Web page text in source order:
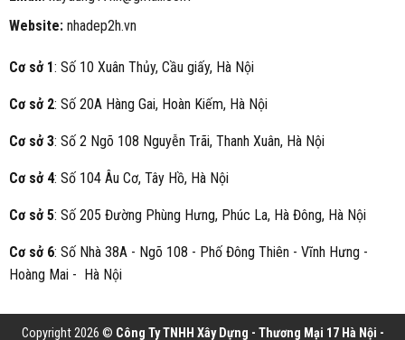
Website:nhadep2h.vn
Cơ sở 1: Số 10 Xuân Thủy, Cầu giấy, Hà Nội
Cơ sở 2: Số 20A Hàng Gai, Hoàn Kiếm, Hà Nội
Cơ sở 3: Số 2 Ngõ 108 Nguyễn Trãi, Thanh Xuân, Hà Nội
Cơ sở 4: Số 104 Âu Cơ, Tây Hồ, Hà Nội
Cơ sở 5: Số 205 Đường Phùng Hưng, Phúc La, Hà Đông, Hà Nội
Cơ sở 6: Số Nhà 38A - Ngõ 108 - Phố Đông Thiên - Vĩnh Hưng -
Hoàng Mai - Hà Nội
Copyright 2026 © Công Ty TNHH Xây Dựng - Thương Mại 17 Hà Nội -